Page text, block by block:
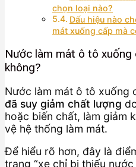
chọn loại nào?
Dấu hiệu nào
mát xuống cấp mà
Nước làm mát ô tô xuống
không?
Nước làm mát ô tô xuống
đã suy giảm chất lượng
hoặc biến chất, làm giảm
vệ hệ thống làm mát.
Để hiểu rõ hơn, đây là
trạng “xe chỉ bị thiếu nước